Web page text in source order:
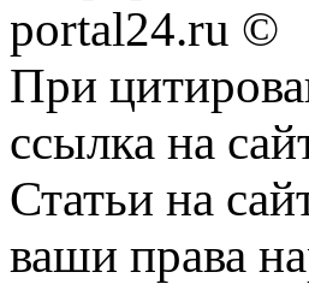
portal24.ru ©
При
ссылка на
Статьи на
ваши права